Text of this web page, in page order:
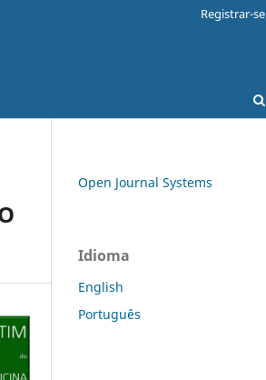
Registrar-se
Open Journal Systems
Idioma
English
Português